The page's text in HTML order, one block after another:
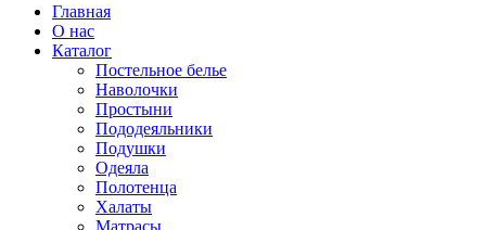
Главная
О нас
Каталог
Постельное белье
Наволочки
Простыни
Пододеяльники
Подушки
Одеяла
Полотенца
Халаты
Матрасы